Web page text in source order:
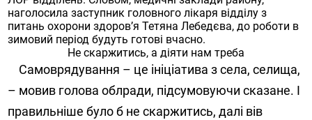
наголосила заступник головного лікаря відділу з
питань охорони здоров’я Тетяна Лебедєва, до роботи в
зимовий період будуть готові вчасно.
Не скаржитись, а діяти нам треба
Самоврядування – це ініціатива з села, селища,
– мовив голова облради, підсумовуючи сказане. І
правильніше було б не скаржитись, далі вів